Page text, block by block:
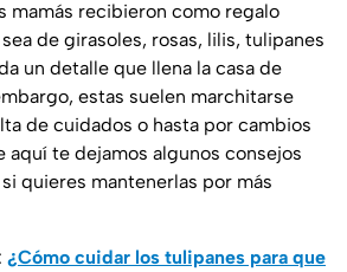
mamás recibieron como regalo
de girasoles, rosas, lilis, tulipanes
un detalle que llena la casa de
estas suelen marchitarse
de cuidados o hasta por cambios
aquí te dejamos algunos consejos
quieres mantenerlas por más
¿Cómo cuidar los tulipanes para que